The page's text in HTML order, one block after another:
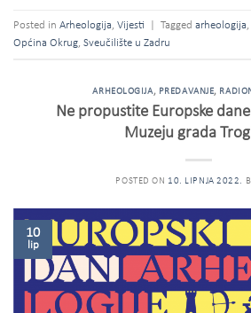
Posted in Arheologija, Vijesti Tagged arheologija,
Općina Okrug, Sveučilište u Zadru
ARHEOLOGIJA, PREDAVANJE,
Ne propustite Europske
Muzeju grada
POSTED ON 10. LIPNJA 2022.
10
lip